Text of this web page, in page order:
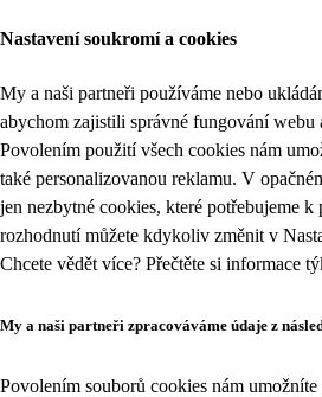
Nastavení soukromí a cookies
My a naši partneři používáme nebo
abychom zajistili správné fungování webu
Povolením použití všech cookies nám
také personalizovanou reklamu. V
jen nezbytné cookies, které potřebujeme
rozhodnutí můžete kdykoliv změnit v
Chcete vědět více? Přečtěte si informace
My a naši partneři zpracováváme údaje z
Povolením souborů cookies nám